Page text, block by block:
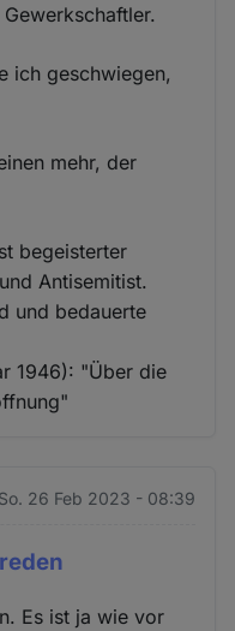
ich geschwiegen,
mehr, der
begeisterter
Antisemitist.
und bedauerte
1946): "Über die
So. 26 Feb 2023 - 08:39
Es ist ja wie vor